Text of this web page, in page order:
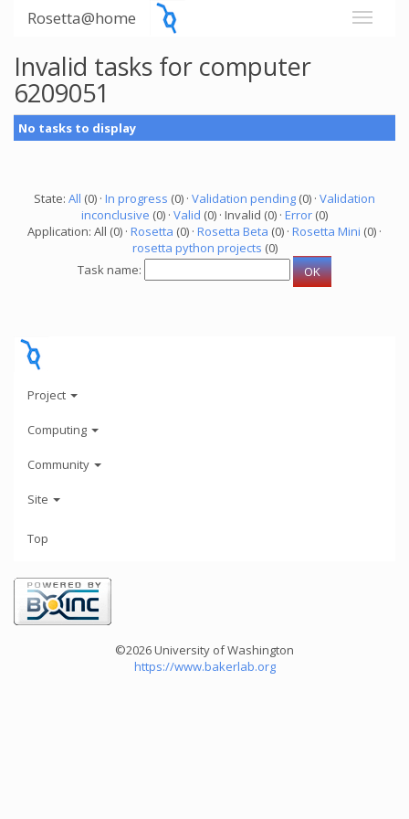
Rosetta@home
Invalid tasks for computer
6209051
No tasks to display
State: All (0) · In progress (0) · Validation pending (0) · Validation
inconclusive (0) · Valid (0) · Invalid (0) · Error (0)
Application: All (0) · Rosetta (0) · Rosetta Beta (0) · Rosetta Mini (0) ·
rosetta python projects (0)
Task name:
Project
Computing
Community
Site
Top
©2026 University of Washington
https://www.bakerlab.org